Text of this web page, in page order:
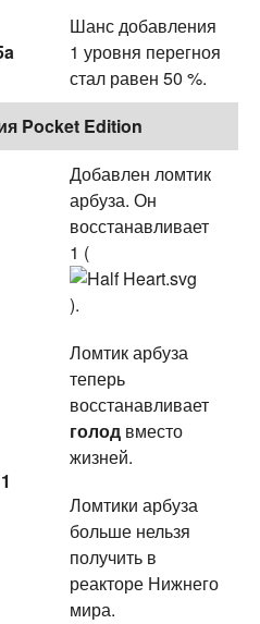
Шанс добавления
1 уровня перегноя
стал равен 50 %.
Pocket Edition
Добавлен ломтик
арбуза. Он
восстанавливает
1 (
).
Ломтик арбуза
теперь
восстанавливает
голод вместо
жизней.
Ломтики арбуза
больше нельзя
получить в
реакторе Нижнего
мира.